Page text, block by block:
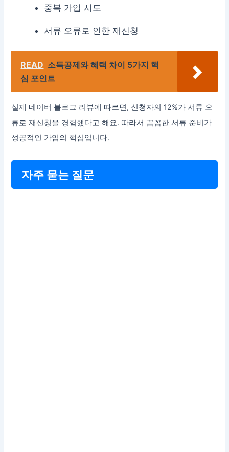
중복 가입 시도
서류 오류로 인한 재신청
READ 소득공제와 혜택 차이 5가지 핵
심 포인트
실제 네이버 블로그 리뷰에 따르면, 신청자의 12%가 서류 오
류로 재신청을 경험했다고 해요. 따라서 꼼꼼한 서류 준비가
성공적인 가입의 핵심입니다.
자주 묻는 질문